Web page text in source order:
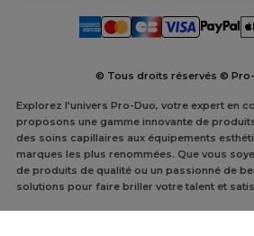
© Tous droits réservés ©
Explorez l'univers Pro-Duo, votre expert en
proposons une gamme innovante de
des soins capillaires aux équipements
marques les plus renommées. Que vous
de produits de qualité ou un passionné de
solutions pour faire briller votre talent et